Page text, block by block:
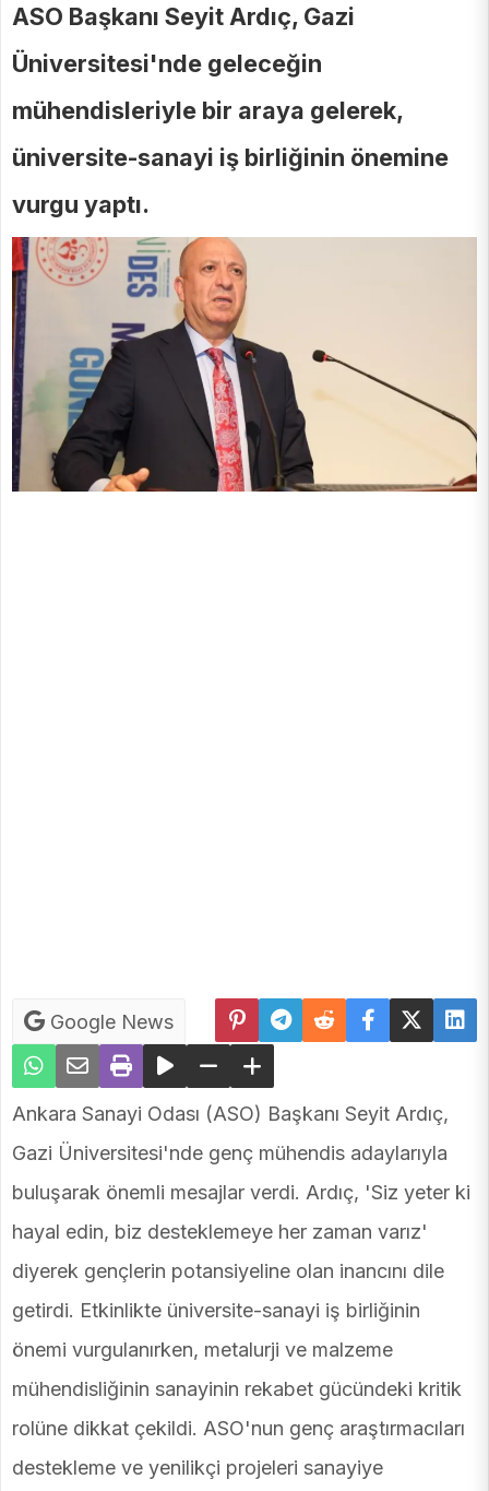
ASO Başkanı Seyit Ardıç, Gazi
Üniversitesi'nde geleceğin
mühendisleriyle bir araya gelerek,
üniversite-sanayi iş birliğinin önemine
vurgu yaptı.
Google News
Ankara Sanayi Odası (ASO) Başkanı Seyit Ardıç,
Gazi Üniversitesi'nde genç mühendis adaylarıyla
buluşarak önemli mesajlar verdi. Ardıç, 'Siz yeter ki
hayal edin, biz desteklemeye her zaman varız'
diyerek gençlerin potansiyeline olan inancını dile
getirdi. Etkinlikte üniversite-sanayi iş birliğinin
önemi vurgulanırken, metalurji ve malzeme
mühendisliğinin sanayinin rekabet gücündeki kritik
rolüne dikkat çekildi. ASO'nun genç araştırmacıları
destekleme ve yenilikçi projeleri sanayiye